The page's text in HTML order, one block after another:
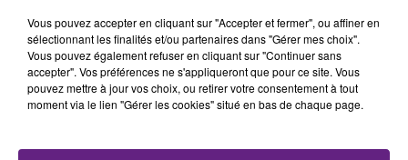
France à l’Eurovision 2018. Leur
titre « Mercy », a séduit le public et
les juges. Un titre engagé et
sensible qui leur a permis de
Vous pouvez accepter en cliquant sur "Accepter et fermer", ou affiner en
sélectionnant les finalités et/ou partenaires dans "Gérer mes choix".
Vous pouvez également refuser en cliquant sur "Continuer sans
accepter". Vos préférences ne s'appliqueront que pour ce site. Vous
pouvez mettre à jour vos choix, ou retirer votre consentement à tout
moment via le lien "Gérer les cookies" situé en bas de chaque page.